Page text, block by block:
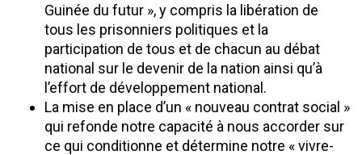
Guinée du futur », y compris la libération de
tous les prisonniers politiques et la
participation de tous et de chacun au débat
national sur le devenir de la nation ainsi qu’à
l’effort de développement national.
La mise en place d’un « nouveau contrat social »
qui refonde notre capacité à nous accorder sur
ce qui conditionne et détermine notre « vivre-